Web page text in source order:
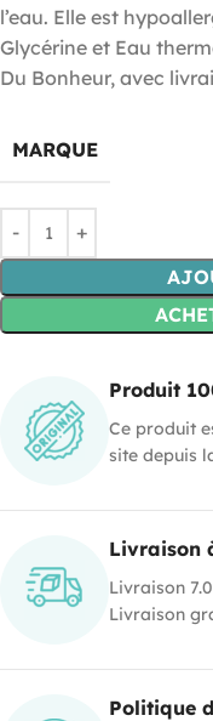
l’eau. Elle est
Glycérine et Eau
Du Bonheur, avec
MARQUE
Produit
Ce produit
site depuis
Livraison
Livraison
Livraison
Politique